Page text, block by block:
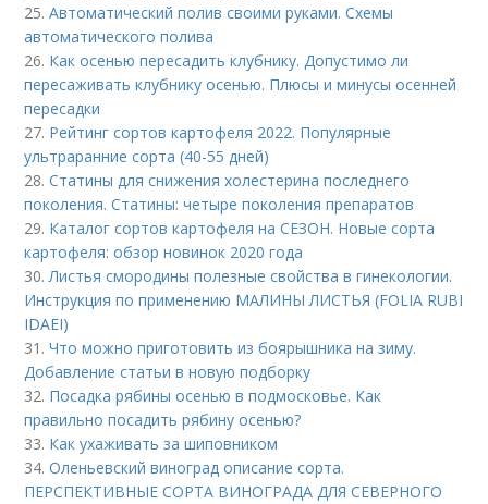
25.Автоматический полив своими руками. Схемы
автоматического полива
26. Как осенью пересадить клубнику. Допустимо ли
пересаживать клубнику осенью. Плюсы и минусы осенней
пересадки
27. Рейтинг сортов картофеля 2022. Популярные
ультраранние сорта (40-55 дней)
28.Статины для снижения холестерина последнего
поколения. Статины: четыре поколения препаратов
29. Каталог сортов картофеля на СЕЗОН. Новые сорта
картофеля: обзор новинок 2020 года
30.Листья смородины полезные свойства в гинекологии.
Инструкция по применению МАЛИНЫ ЛИСТЬЯ (FOLIA RUBI
IDAEI)
31.Что можно приготовить из боярышника на зиму.
Добавление статьи в новую подборку
32. Посадка рябины осенью в подмосковье. Как
правильно посадить рябину осенью?
33. Как ухаживать за шиповником
34.Оленьевский виноград описание сорта.
ПЕРСПЕКТИВНЫЕ СОРТА ВИНОГРАДА ДЛЯ CЕВЕРНОГО